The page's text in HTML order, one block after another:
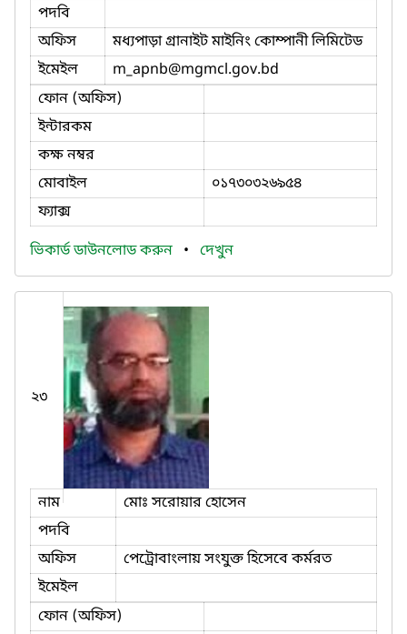
পদবি
অফিস
মধ্যপাড়া গ্রানাইট মাইনিং কোম্পানী লিমিটেড
ইমেইল
m_apnb@mgmcl.gov.bd
ফোন (অফিস)
ইন্টারকম
কক্ষ নম্বর
মোবাইল
০১৭৩০৩২৬৯৫৪
ফ্যাক্স
ভিকার্ড ডাউনলোড করুন • দেখুন
২৩
নাম
মোঃ সরোয়ার হোসেন
পদবি
অফিস
পেট্রোবাংলায় সংযুক্ত হিসেবে কর্মরত
ইমেইল
ফোন (অফিস)